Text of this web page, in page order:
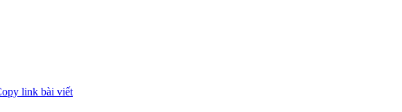
link bài viết